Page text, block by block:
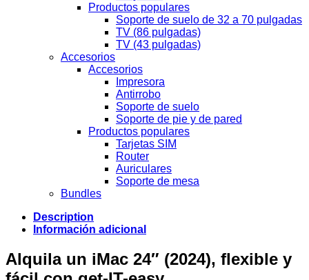
Productos populares
Soporte de suelo de 32 a 70 pulgadas
TV (86 pulgadas)
TV (43 pulgadas)
Accesorios
Accesorios
Impresora
Antirrobo
Soporte de suelo
Soporte de pie y de pared
Productos populares
Tarjetas SIM
Router
Auriculares
Soporte de mesa
Bundles
Description
Información adicional
Alquila un iMac 24″ (2024), flexible y